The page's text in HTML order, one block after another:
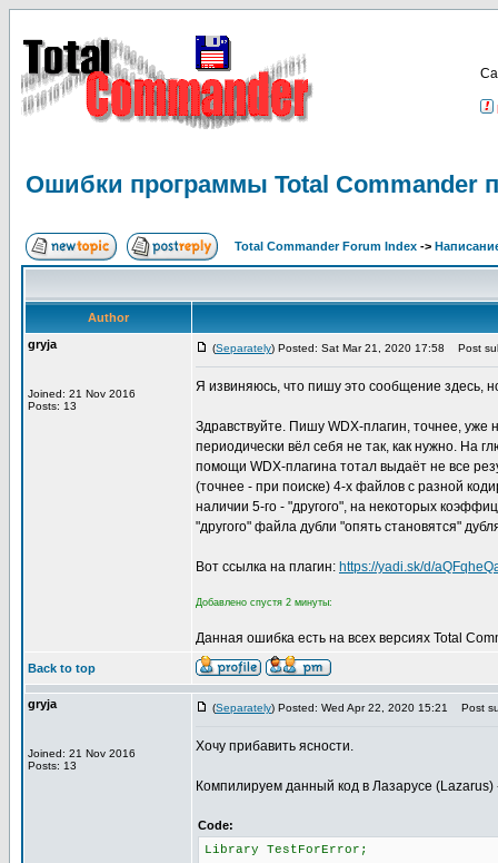
Ошибки программы Total Commander
Total Commander Forum Index ->
Author
gryja
Joined: 21 Nov 2016
Posts: 13
(Separately) Posted: Sat Mar 21, 2020 17:58 Post
Я извиняюсь, что пишу это сообщение здесь,
Здравствуйте. Пишу WDX-плагин, точнее, уже
периодически вёл себя не так, как нужно. На
помощи WDX-плагина тотал выдаёт не все
(точнее - при поиске) 4-х файлов с разной
наличии 5-го - "другого", на некоторых
"другого" файла дубли "опять становятся"
Вот ссылка на плагин: https://yadi.sk/d/
Добавлено спустя 2 минуты:
Данная ошибка есть на всех версиях Total
Back to top
gryja
Joined: 21 Nov 2016
Posts: 13
(Separately) Posted: Wed Apr 22, 2020 15:21 Post
Хочу прибавить ясности.
Компилируем данный код в Лазарусе (Lazarus)
Code:
Library TestForError;